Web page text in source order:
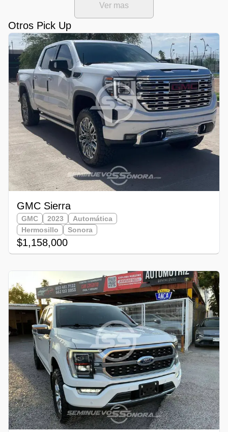
Ver mas
Otros Pick Up
GMC Sierra
GMC 2023
Automática
Hermosillo
Sonora
$1,158,000